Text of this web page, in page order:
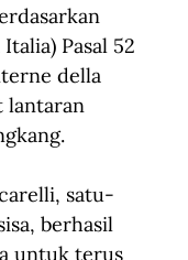
Pasal 52
della
lantaran
satu-
berhasil
untuk terus